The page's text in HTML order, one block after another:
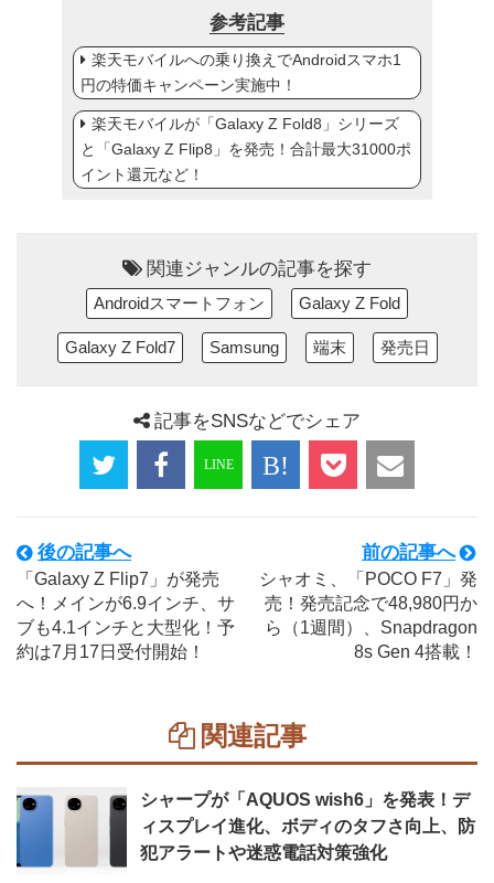
参考記事
楽天モバイルへの乗り換えでAndroidスマホ1
円の特価キャンペーン実施中！
楽天モバイルが「Galaxy Z Fold8」シリーズ
と「Galaxy Z Flip8」を発売！合計最大31000ポ
イント還元など！
関連ジャンルの記事を探す
Androidスマートフォン Galaxy Z Fold
Galaxy Z Fold7 Samsung 端末 発売日
記事をSNSなどでシェア
後の記事へ
「Galaxy Z Flip7」が発売
へ！メインが6.9インチ、サ
ブも4.1インチと大型化！予
約は7月17日受付開始！
前の記事へ
シャオミ、「POCO F7」発
売！発売記念で48,980円か
ら（1週間）、Snapdragon
8s Gen 4搭載！
関連記事
シャープが「AQUOS wish6」を発表！デ
ィスプレイ進化、ボディのタフさ向上、防
犯アラートや迷惑電話対策強化